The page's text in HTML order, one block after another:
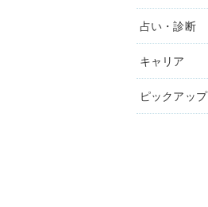
占い・診断
キャリア
ピックアップ